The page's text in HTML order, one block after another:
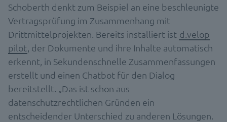
Schoberth denkt zum Beispiel an eine beschleunigte
Vertragsprüfung im Zusammenhang mit
Drittmittelprojekten. Bereits installiert ist d.velop
pilot, der Dokumente und ihre Inhalte automatisch
erkennt, in Sekundenschnelle Zusammenfassungen
erstellt und einen Chatbot für den Dialog
bereitstellt. „Das ist schon aus
datenschutzrechtlichen Gründen ein
entscheidender Unterschied zu anderen Lösungen.